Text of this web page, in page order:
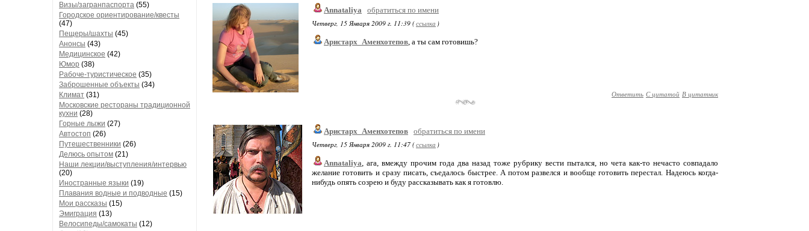
Визы/загранпаспорта (55)
Городское ориентирование/квесты
(47)
Пещеры/шахты (45)
Анонсы (43)
Медицинское (42)
Юмор (38)
Рабоче-туристическое (35)
Заброшенные объекты (34)
Климат (31)
Московские рестораны традиционной
кухни (28)
Горные лыжи (27)
Автостоп (26)
Путешественники (26)
Делюсь опытом (21)
Наши лекции/выступления/интервью
(20)
Иностранные языки (19)
Плавания водные и подводные (15)
Мои рассказы (15)
Эмиграция (13)
Велосипеды/самокаты (12)
Annataliya
обратиться по имени
Четверг, 15 Января 2009 г. 11:39 (ссылка )
Аристарх_Аменхотепов, а ты сам готовишь?
Ответить С цитатой В цитатник
Аристарх_Аменхотепов обратиться по имени
Четверг, 15 Января 2009 г. 11:47 (ссылка )
Annataliya, ага, вмежду прочим года два назад тоже рубрику вести пытался, но чета как-то нечасто совпадало
желание готовить и сразу писать, съедалось быстрее. А потом развелся и вообще готовить перестал. Надеюсь когда-
нибудь опять созрею и буду рассказывать как я готовлю.